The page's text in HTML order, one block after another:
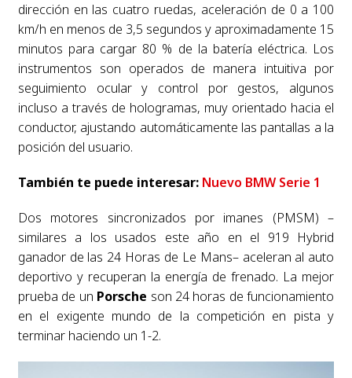
dirección en las cuatro ruedas, aceleración de 0 a 100
km/h en menos de 3,5 segundos y aproximadamente 15
minutos para cargar 80 % de la batería eléctrica. Los
instrumentos son operados de manera intuitiva por
seguimiento ocular y control por gestos, algunos
incluso a través de hologramas, muy orientado hacia el
conductor, ajustando automáticamente las pantallas a la
posición del usuario.
También te puede interesar: Nuevo BMW Serie 1
Dos motores sincronizados por imanes (PMSM) –
similares a los usados este año en el 919 Hybrid
ganador de las 24 Horas de Le Mans– aceleran al auto
deportivo y recuperan la energía de frenado. La mejor
prueba de un Porsche son 24 horas de funcionamiento
en el exigente mundo de la competición en pista y
terminar haciendo un 1-2.